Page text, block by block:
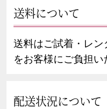
送料について
送料はご試着・レ
をお客様にご負担い
配送状況について